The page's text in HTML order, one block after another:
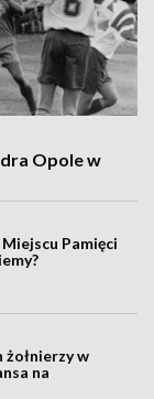
Opole w
Pamięci
żołnierzy w
na